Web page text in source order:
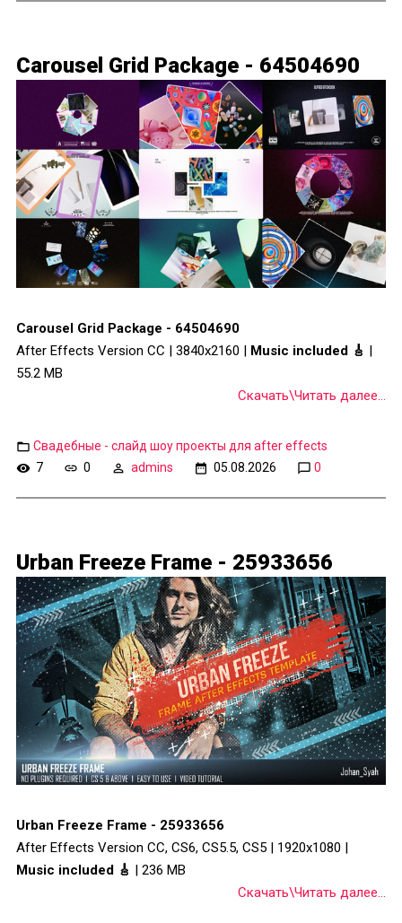
Carousel Grid Package - 64504690
Carousel Grid Package - 64504690
After Effects Version CC | 3840x2160 | Music included 🎸 |
55.2 MB
Скачать\Читать далее...
Свадебные - слайд шоу проекты для after effects
7
0 admins 05.08.2026 0
Urban Freeze Frame - 25933656
Urban Freeze Frame - 25933656
After Effects Version CC, CS6, CS5.5, CS5 | 1920x1080 |
Music included 🎸 | 236 MB
Скачать\Читать далее...